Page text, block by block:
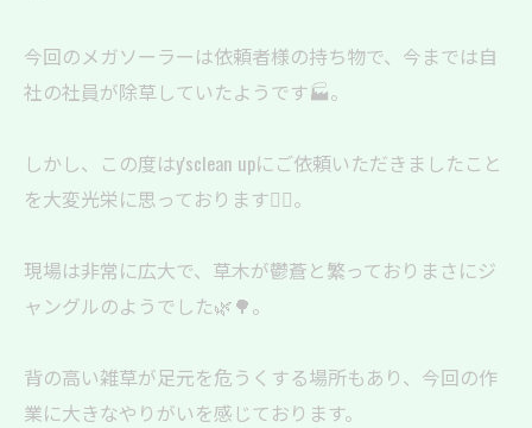
今回のメガソーラーは依頼者様の持ち物で、今までは自
社の社員が除草していたようです🏭。
しかし、この度はy'sclean upにご依頼いただきましたこと
を大変光栄に思っております🙇‍♂️。
現場は非常に広大で、草木が鬱蒼と繁っておりまさにジ
ャングルのようでした🌿🌳。
背の高い雑草が足元を危うくする場所もあり、今回の作
業に大きなやりがいを感じております。